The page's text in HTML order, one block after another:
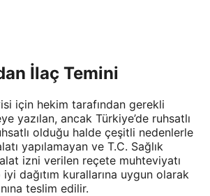
İlaç Temini
için hekim tarafından gerekli
yazılan, ancak Türkiye’de ruhsatlı
olduğu halde çeşitli nedenlerle
yapılamayan ve T.C. Sağlık
izni verilen reçete muhteviyatı
dağıtım kurallarına uygun olarak
teslim edilir.